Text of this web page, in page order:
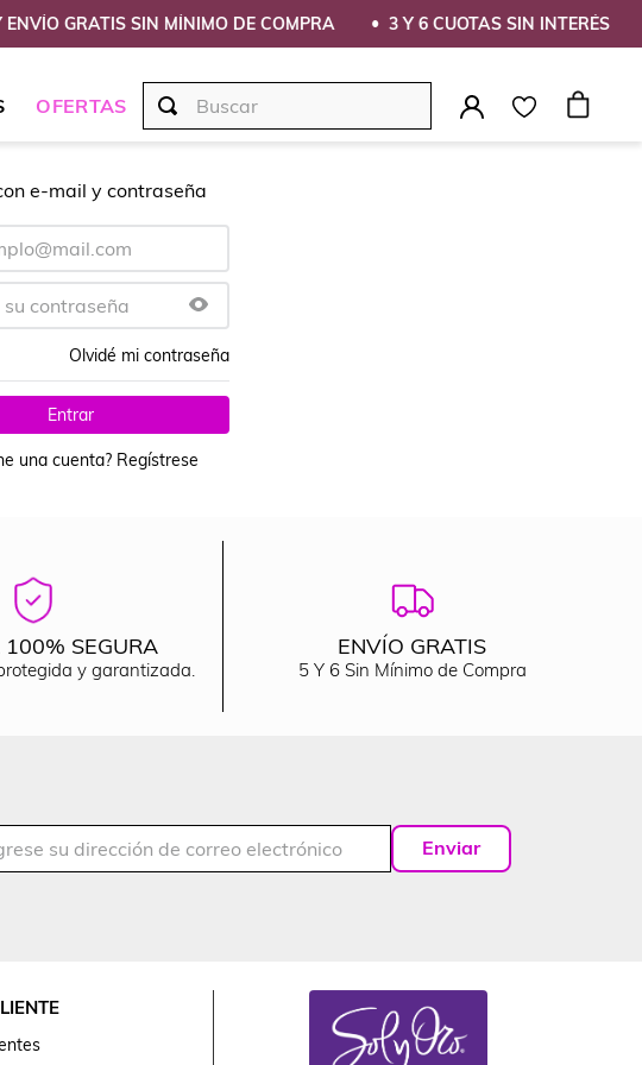
ENVÍO GRATIS SIN MÍNIMO DE COMPRA 3 Y 6 CUOTAS SIN INTERÉS
OFERTAS
Buscar
e-mail y contraseña
Olvidé mi contraseña
Entrar
una cuenta? Regístrese
100% SEGURA
y garantizada.
ENVÍO GRATIS
5 Y 6 Sin Mínimo de Compra
Enviar